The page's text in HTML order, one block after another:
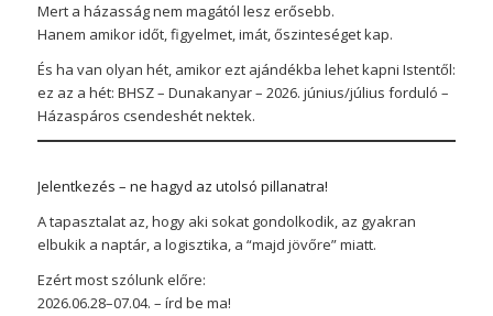
Mert a házasság nem magától lesz erősebb.
Hanem amikor időt, figyelmet, imát, őszinteséget kap.
És ha van olyan hét, amikor ezt ajándékba lehet kapni Istentől:
ez az a hét: BHSZ – Dunakanyar – 2026. június/július forduló –
Házaspáros csendeshét nektek.
Jelentkezés – ne hagyd az utolsó pillanatra!
A tapasztalat az, hogy aki sokat gondolkodik, az gyakran
elbukik a naptár, a logisztika, a “majd jövőre” miatt.
Ezért most szólunk előre:
2026.06.28–07.04. – írd be ma!